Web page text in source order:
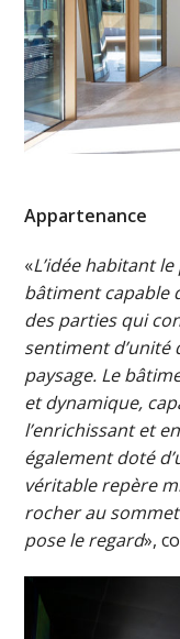
Appartenance
«L’idée habitant
bâtiment capable
des parties qui
sentiment d’unité
paysage. Le
et dynamique,
l’enrichissant et
également doté
véritable repère
rocher au
pose le regard»,